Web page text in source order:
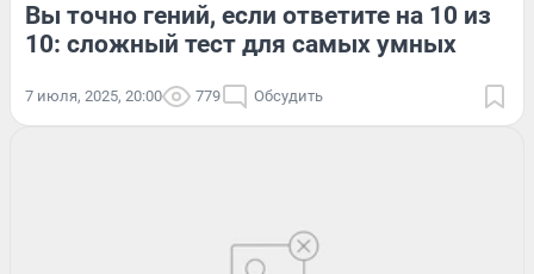
Вы точно гений, если ответите на 10 из
10: сложный тест для самых умных
7 июля, 2025, 20:00 779 Обсудить